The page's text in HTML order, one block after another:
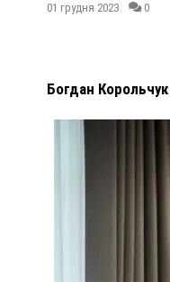
01 грудня 2023 0
Богдан